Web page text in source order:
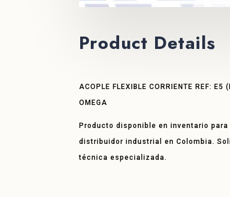
Product Details
ACOPLE FLEXIBLE CORRIENTE REF: E5
OMEGA
Producto disponible en inventario
distribuidor industrial en Colombia.
técnica especializada.